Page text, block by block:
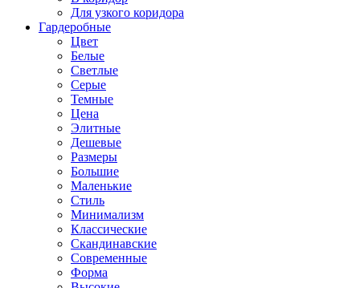
Для узкого коридора
Гардеробные
Цвет
Белые
Светлые
Серые
Темные
Цена
Элитные
Дешевые
Размеры
Большие
Маленькие
Стиль
Минимализм
Классические
Скандинавские
Современные
Форма